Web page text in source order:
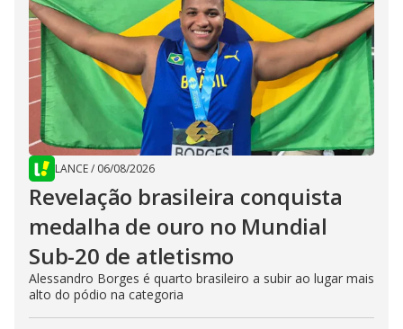
LANCE/ 06/08/2026
Revelação brasileira conquista
medalha de ouro no Mundial
Sub-20 de atletismo
Alessandro Borges é quarto brasileiro a subir ao lugar mais
alto do pódio na categoria